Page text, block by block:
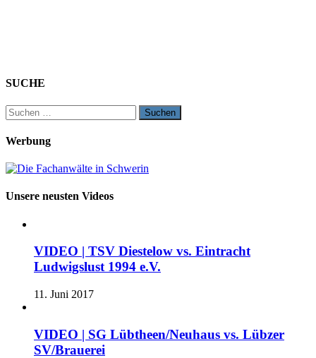
SUCHE
Suchen
nach:
Werbung
Unsere neusten Videos
VIDEO | TSV Diestelow vs. Eintracht
Ludwigslust 1994 e.V.
11. Juni 2017
VIDEO | SG Lübtheen/Neuhaus vs. Lübzer
SV/Brauerei